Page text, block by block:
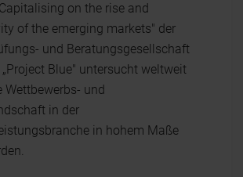
on the rise and
of the emerging markets" der
und Beratungsgesellschaft
Blue" untersucht weltweit
Wettbewerbs- und
in der
in hohem Maße